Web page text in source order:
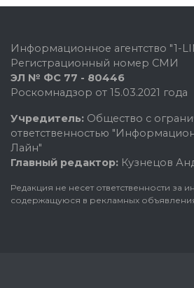
Информационное агентство "1-
Регистрационный номер СМИ
ЭЛ № ФС 77 - 80446
Роскомнадзор от 15.03.2021 года
Учредитель: Общество с
ответственностью
Лайн"
Главный редактор: Кузнецов
Редакция не несет ответственности за
содержащуюся в рекламных